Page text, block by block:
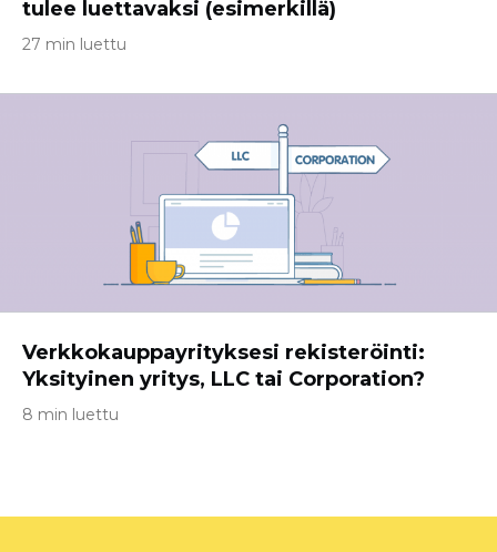
tulee luettavaksi (esimerkillä)
27 min luettu
Verkkokauppayrityksesi rekisteröinti:
Yksityinen yritys, LLC tai Corporation?
8 min luettu